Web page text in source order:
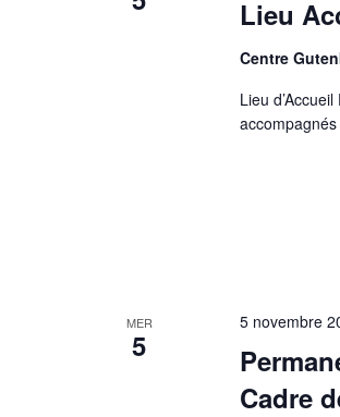
Lieu
Centre
Lieu
MER
5
Cadre
5 novembre